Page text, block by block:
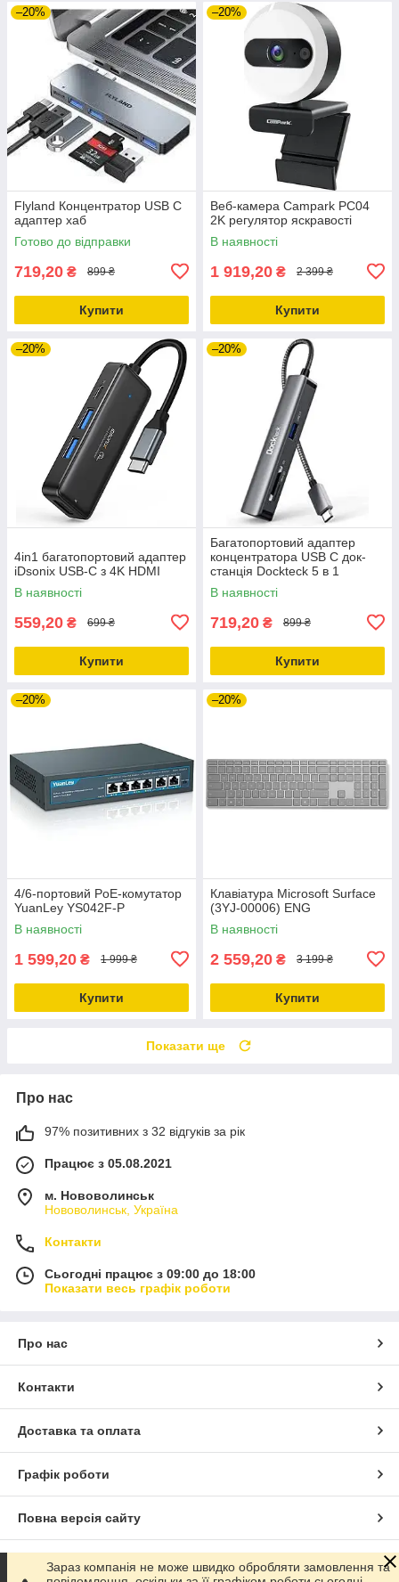
–20%
Flyland Концентратор USB C
адаптер хаб
Готово до відправки
719,20 ₴ 899 ₴
Купити
–20%
Веб-камера Campark PC04
2K регулятор яскравості
В наявності
1 919,20 ₴ 2 399 ₴
Купити
–20%
4in1 багатопортовий адаптер
iDsonix USB-C з 4K HDMI
В наявності
559,20 ₴ 699 ₴
Купити
–20%
Багатопортовий адаптер
концентратора USB C док-
станція Dockteck 5 в 1
dd0001-de
В наявності
719,20 ₴ 899 ₴
Купити
–20%
4/6-портовий PoE-комутатор
YuanLey YS042F-P
В наявності
1 599,20 ₴ 1 999 ₴
Купити
–20%
Клавіатура Microsoft Surface
(3YJ-00006) ENG
В наявності
2 559,20 ₴ 3 199 ₴
Купити
Показати ще
Про нас
97% позитивних з 32 відгуків за рік
Працює з 05.08.2021
м. Нововолинськ
Нововолинськ, Україна
Контакти
Сьогодні працює з 09:00 до 18:00
Показати весь графік роботи
Про нас
Контакти
Доставка та оплата
Графік роботи
Повна версія сайту
Сайт створено на маркетплейсі Prom.ua
Зараз компанія не може швидко обробляти замовлення та